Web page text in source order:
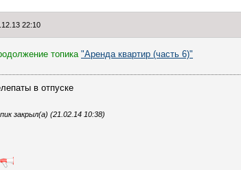
22:10
топика"Аренда квартир (часть 6)"
в отпуске
закрыл(а) (21.02.14 10:38)